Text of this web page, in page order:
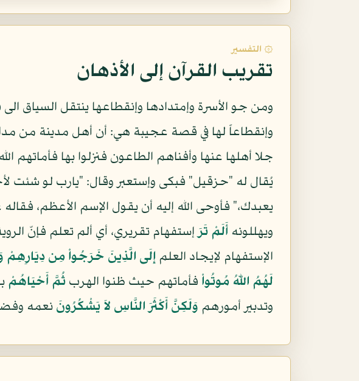
۞ التفسير
تقريب القرآن إلى الأذهان
ومن جو الأسرة وإمتدادها وإنقطاعها ينتقل السياق
وإنقطاعاً لها في قصة عجيبة هي: أن أهل مدينة من
جلا أهلها عنها وأفناهم الطاعون فنزلوا بها فأماتهم
يُقال له "حزقيل" فبكى وإستعبر وقال: "يارب لو شئت
يعبدك،" فأوحى الله إليه أن يقول الإسم الأعظم،
ويهللونه أَلَمْ تَرَإستفهام تقريري، أي ألم تعلم فإنّ
الإستفهام لإيجاد العلم إِلَى الَّذِينَ خَرَجُواْ مِن
لَهُمُ اللّهُ مُوتُواْ فأماتهم حيث ظنوا الهرب ثُمَّ أَحْيَاهُمْ
وتدبير أمورهم وَلَكِنَّ أَكْثَرَ النَّاسِ لاَ يَشْكُرُونَ نعمه